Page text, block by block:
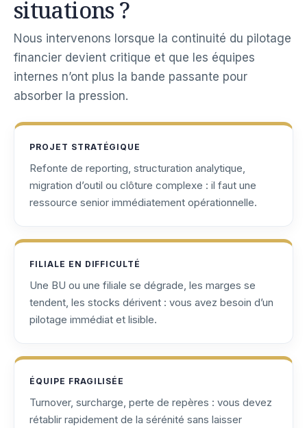
situations ?
Nous intervenons lorsque la continuité du pilotage
financier devient critique et que les équipes
internes n’ont plus la bande passante pour
absorber la pression.
PROJET STRATÉGIQUE
Refonte de reporting, structuration analytique,
migration d’outil ou clôture complexe : il faut une
ressource senior immédiatement opérationnelle.
FILIALE EN DIFFICULTÉ
Une BU ou une filiale se dégrade, les marges se
tendent, les stocks dérivent : vous avez besoin d’un
pilotage immédiat et lisible.
ÉQUIPE FRAGILISÉE
Turnover, surcharge, perte de repères : vous devez
rétablir rapidement de la sérénité sans laisser